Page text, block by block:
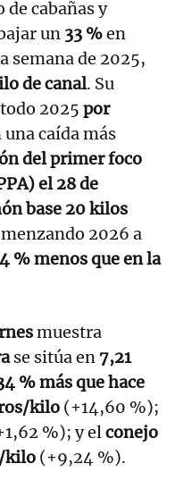
de cabañas y
un 33 %en
semana de 2025,
de canal. Su
2025 por
una caída más
del primer foco
el 28 de
base 20 kilos
2026 a
% menos que en la
muestra
se sitúa en 7,21
% más que hace
kilo (+14,60 %);
%); y elconejo
kilo (+9,24 %).